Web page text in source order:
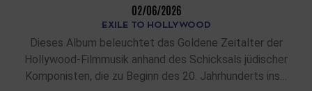
02/06/2026
EXILE TO HOLLYWOOD
Dieses Album beleuchtet das Goldene Zeitalter der
Hollywood-Filmmusik anhand des Schicksals jüdischer
Komponisten, die zu Beginn des 20. Jahrhunderts ins…